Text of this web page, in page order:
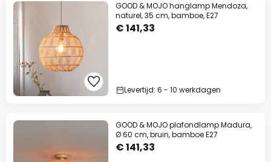
GOOD & MOJO hanglamp Mendoza,
naturel, 35 cm, bamboe, E27
€ 141,33
Levertijd: 6 - 10 werkdagen
GOOD & MOJO plafondlamp Madura,
Ø 60 cm, bruin, bamboe E27
€ 141,33